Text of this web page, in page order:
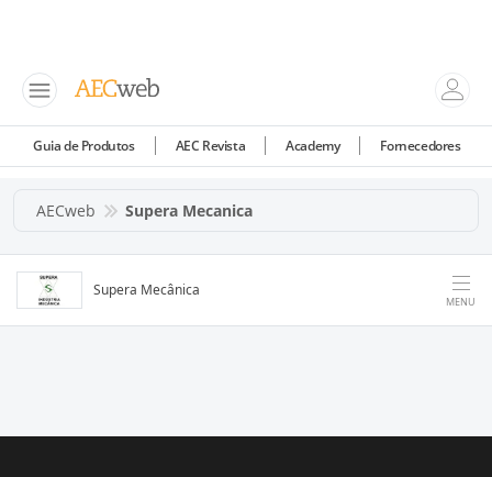
Guia de Produtos AEC Revista Academy Fornecedores
AECweb Supera Mecanica
Supera Mecânica
MENU